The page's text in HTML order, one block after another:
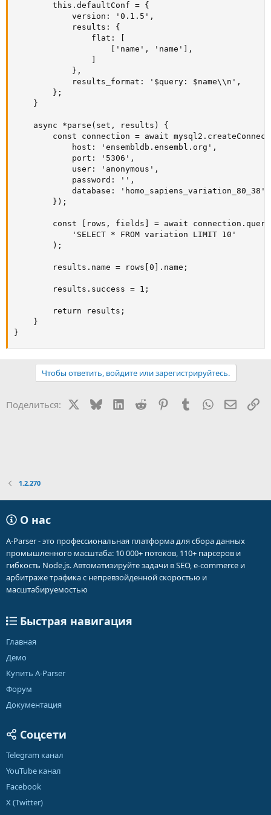
        this.defaultConf = {
            version: '0.1.5',
            results: {
                flat: [
                    ['name', 'name'],
            },
            results_format: '$query: $name\\n',
        };
    }
    async *parse(set, results) {
const connection = await
            host: 'ensembldb.ensembl.org',
            port: '5306',
            user: 'anonymous',
            password: '',
            database: 'homo_sapiens_variation_80_38'
        });
const [rows, fields] = await
            'SELECT * FROM variation LIMIT 10'
        );
        results.name = rows[0].name;
        results.success = 1;
        return results;
    }
}
Чтобы ответить, войдите или зарегистрируйтесь.
Поделиться: BlueskyLinkedIn
Reddit PinterestTumblr WhatsApp
1.2.270
О нас
A-Parser - это профессиональная платформа для сбора данных
промышленного масштаба: 10 000+ потоков, 110+ парсеров и
гибкость Node.js. Автоматизируйте задачи в SEO, e-commerce и
арбитраже трафика с непревзойденной скоростью и
масштабируемостью
Быстрая навигация
Главная
Демо
Купить A-Parser
Форум
Документация
Соцсети
Telegram канал
YouTube канал
Facebook
X (Twitter)